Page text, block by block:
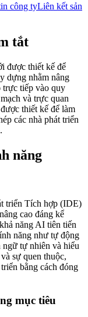
công tyLiên kết sản
tắt
được thiết kế để
dựng nhằm nâng
trực tiếp vào quy
và trực quan
thiết kế để làm
các nhà phát triển
năng
triển Tích hợp (IDE)
cao đáng kể
năng AI tiên tiến
năng như tự động
ngữ tự nhiên và hiểu
sự quen thuộc,
bằng cách đóng
mục tiêu